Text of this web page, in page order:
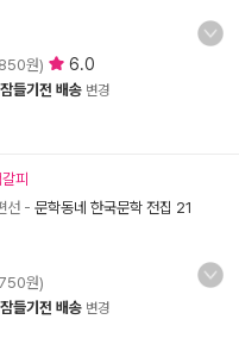
원) 6.0
잠들기전 배송 변경
피
선 - 문학동네 한국문학 전집 21
원)
잠들기전 배송 변경